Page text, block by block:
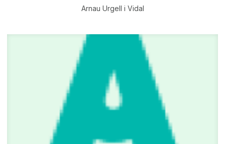
Arnau Urgell i Vidal